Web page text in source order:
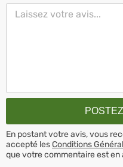
En postant votre avis, vous
accepté lesConditions
que votre commentaire est en